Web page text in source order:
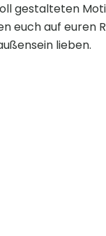
gestalteten
euch auf
lieben.